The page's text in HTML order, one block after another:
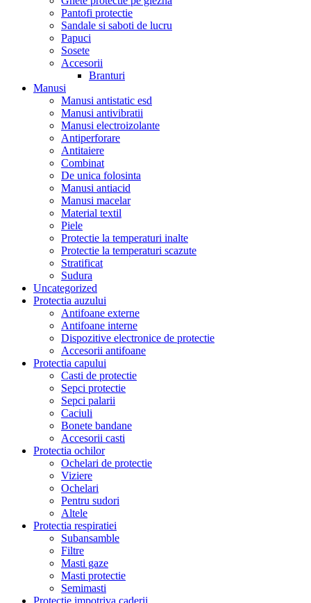
Pantofi protectie
Sandale si saboti de lucru
Papuci
Sosete
Accesorii
Branturi
Manusi
Manusi antistatic esd
Manusi antivibratii
Manusi electroizolante
Antiperforare
Antitaiere
Combinat
De unica folosinta
Manusi antiacid
Manusi macelar
Material textil
Piele
Protectie la temperaturi inalte
Protectie la temperaturi scazute
Stratificat
Sudura
Uncategorized
Protectia auzului
Antifoane externe
Antifoane interne
Dispozitive electronice de protectie
Accesorii antifoane
Protectia capului
Casti de protectie
Sepci protectie
Sepci palarii
Caciuli
Bonete bandane
Accesorii casti
Protectia ochilor
Ochelari de protectie
Viziere
Ochelari
Pentru sudori
Altele
Protectia respiratiei
Subansamble
Filtre
Masti gaze
Masti protectie
Semimasti